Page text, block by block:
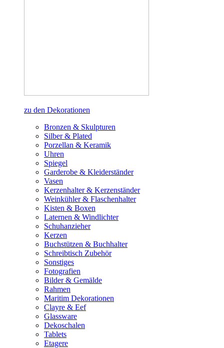
zu den Dekorationen
Bronzen & Skulpturen
Silber & Plated
Porzellan & Keramik
Uhren
Spiegel
Garderobe & Kleiderständer
Vasen
Kerzenhalter & Kerzenständer
Weinkühler & Flaschenhalter
Kisten & Boxen
Laternen & Windlichter
Schuhanzieher
Kerzen
Buchstützen & Buchhalter
Schreibtisch Zubehör
Sonstiges
Fotografien
Bilder & Gemälde
Rahmen
Maritim Dekorationen
Clayre & Eef
Glassware
Dekoschalen
Tablets
Etagere